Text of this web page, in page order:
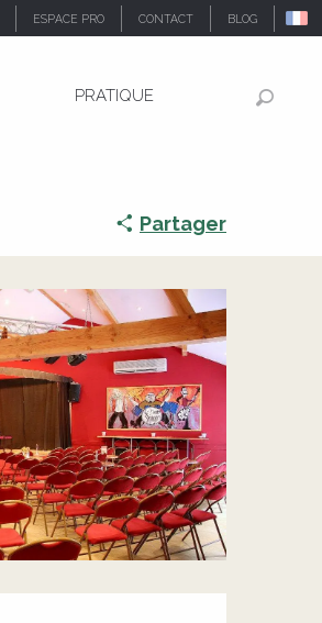
ESPACE PRO CONTACT BLOG
PRATIQUE
Partager